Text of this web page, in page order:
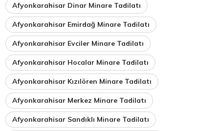
Afyonkarahisar Dinar Minare Tadilatı
Afyonkarahisar Emirdağ Minare Tadilatı
Afyonkarahisar Evciler Minare Tadilatı
Afyonkarahisar Hocalar Minare Tadilatı
Afyonkarahisar Kızılören Minare Tadilatı
Afyonkarahisar Merkez Minare Tadilatı
Afyonkarahisar Sandıklı Minare Tadilatı